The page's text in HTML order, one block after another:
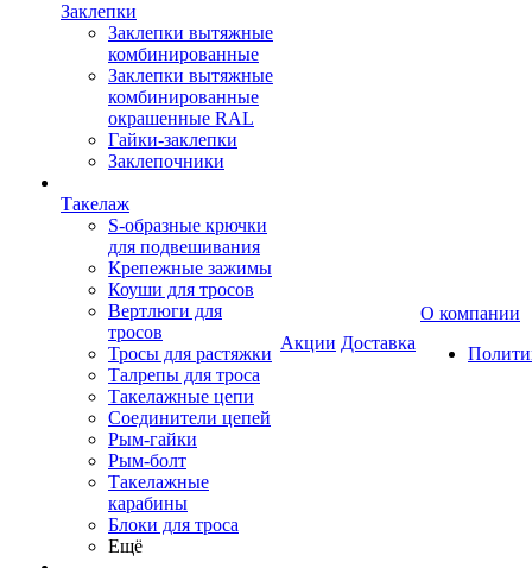
Заклепки
Заклепки вытяжные
комбинированные
Заклепки вытяжные
комбинированные
окрашенные RAL
Гайки-заклепки
Заклепочники
Такелаж
S-образные крючки
для подвешивания
Крепежные зажимы
Коуши для тросов
Вертлюги для
тросов
Тросы для растяжки
Талрепы для троса
Такелажные цепи
Соединители цепей
Рым-гайки
Рым-болт
Такелажные
карабины
Блоки для троса
Ещё
Акции Доставка
О компании